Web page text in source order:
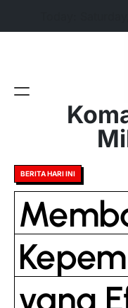
Posted
in
BERITA HARI INI
yang